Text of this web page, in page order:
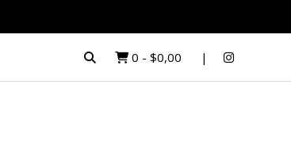
0 - $0,00